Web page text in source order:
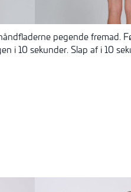
pegende fremad.
i 10 sekunder. Slap af i 10